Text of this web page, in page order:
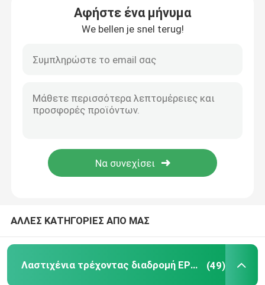
Λαστιχένια τρέχοντας διαδρομή EPDM
Τρέχοντας διαδρομή συστημάτων σάντουιτς
Προκατασκευασμένη τρέχοντας διαδρομή
Τεχνητές πίσσες ποδοσφαίρου
Δίκτυο παδέλ
Αφήστε ένα μήνυμα
We bellen je snel terug!
ΑΛΛΕΣ ΚΑΤΗΓΟΡΙΕΣ ΑΠΟ ΜΑΣ
Λαστιχένια τρέχοντας διαδρομή EPDM (49)